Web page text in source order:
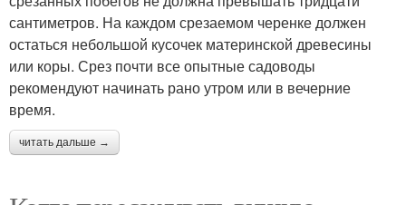
сантиметров. На каждом срезаемом черенке должен
остаться небольшой кусочек материнской древесины
или коры. Срез почти все опытные садоводы
рекомендуют начинать рано утром или в вечерние
время.
читать дальше →